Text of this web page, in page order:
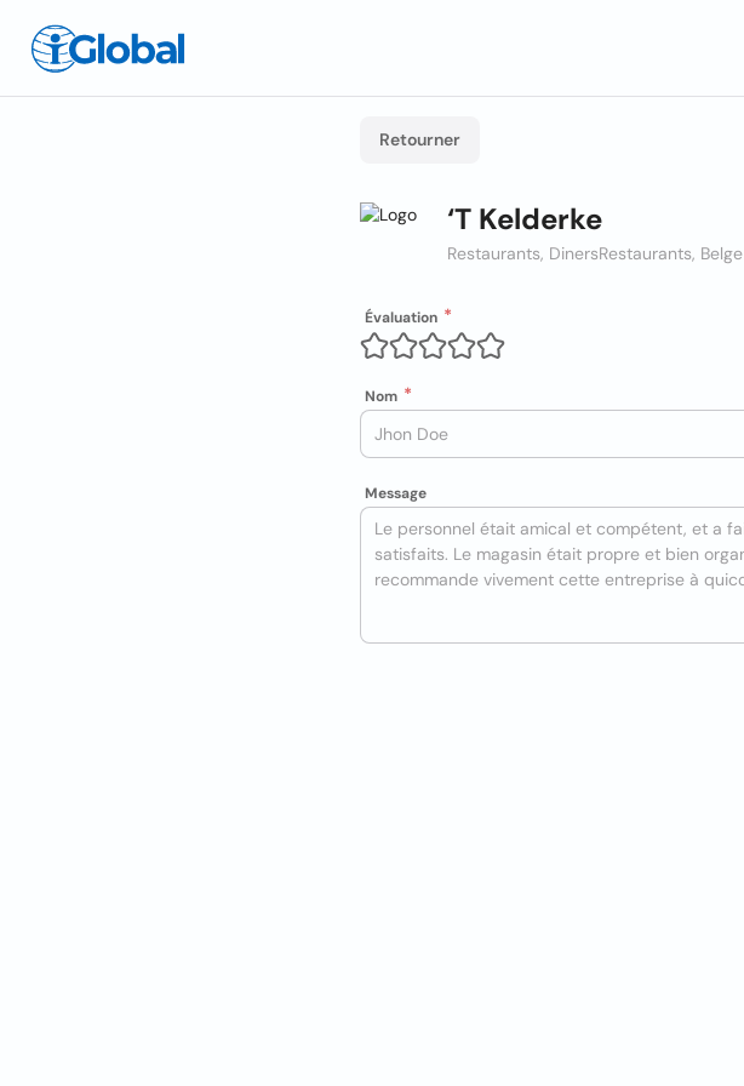
Retourner
‘T Kelderke
Restaurants, DinersRestaurants, Belge
Évaluation
Nom
Message